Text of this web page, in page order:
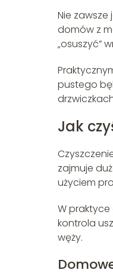
Nie zawsze
domów z
„osuszyć”
pustego
Jak
zajmuje
użyciem
W praktyce
kontrola
węży.